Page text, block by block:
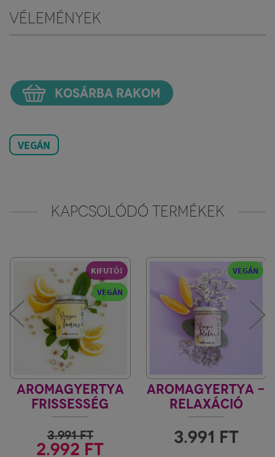
Vélemények
KOSÁRBA RAKOM
VEGÁN
KAPCSOLÓDÓ TERMÉKEK
KIFUTÓ!
VEGÁN
AROMAGYERTYA
FRISSESSÉG
3.991FT
2.992 FT
VEGÁN
AROMAGYERTYA -
RELAXÁCIÓ
3.991 FT